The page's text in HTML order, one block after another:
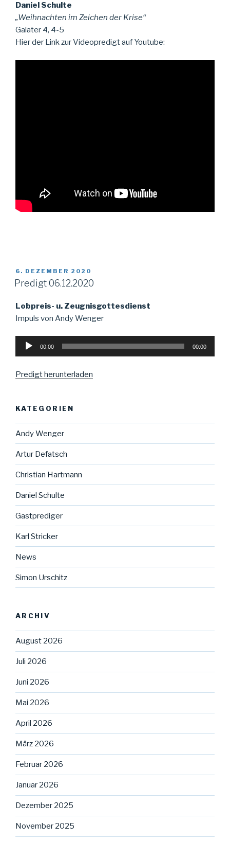
Daniel Schulte
„Weihnachten im Zeichen der Krise“
Galater 4, 4-5
Hier der Link zur Videopredigt auf Youtube:
VERÖFFENTLICHT
AM
6. DEZEMBER 2020
Predigt 06.12.2020
Lobpreis- u. Zeugnisgottesdienst
Impuls von Andy Wenger
Audio-
00:00 00:00
Predigt herunterladen
KATEGORIEN
Andy Wenger
Artur Defatsch
Christian Hartmann
Daniel Schulte
Gastprediger
Karl Stricker
News
Simon Urschitz
ARCHIV
August 2026
Juli 2026
Juni 2026
Mai 2026
April 2026
März 2026
Februar 2026
Januar 2026
Dezember 2025
November 2025